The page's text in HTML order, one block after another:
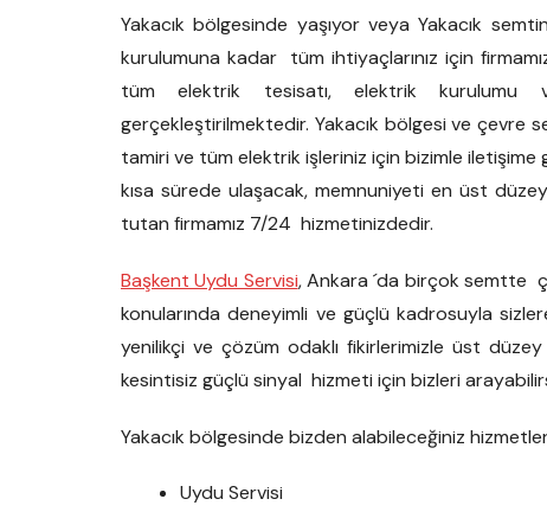
Yakacık bölgesinde yaşıyor veya Yakacık
kurulumuna kadar tüm ihtiyaçlarınız için
tüm elektrik tesisatı, elektrik kurulumu
gerçekleştirilmektedir. Yakacık bölgesi ve çevre
tamiri ve tüm elektrik işleriniz için bizimle iletişime
kısa sürede ulaşacak, memnuniyeti en üst
tutan firmamız 7/24 hizmetinizdedir.
Başkent Uydu Servisi, Ankara ´da birçok semtte
konularında deneyimli ve güçlü kadrosuyla
yenilikçi ve çözüm odaklı fikirlerimizle üst
kesintisiz güçlü sinyal hizmeti için bizleri
Yakacık bölgesinde bizden alabileceğiniz
Uydu Servisi